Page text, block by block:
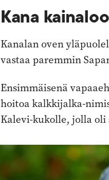
Kana
Kanalan oven
vastaa paremmin
Ensimmäisenä
hoitoa kalkkijalka-
Kalevi-kukolle, jolla oli